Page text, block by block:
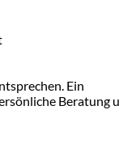
Ein
Beratung